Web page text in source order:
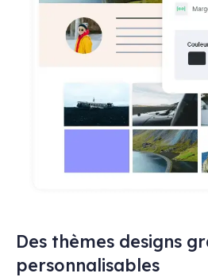
Des thèmes designs
personnalisables